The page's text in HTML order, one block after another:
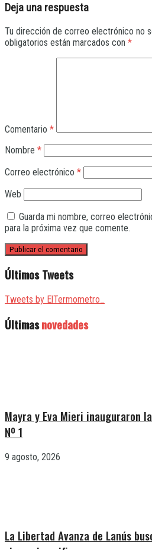
Deja una respuesta
Tu dirección de correo electrónico no
obligatorios están marcados con *
Comentario *
Nombre *
Correo electrónico *
Web
Guarda mi nombre, correo
para la próxima vez que comente.
Últimos Tweets
Tweets by ElTermometro_
Últimasnovedades
Mayra y Eva Mieri inauguraron
Nº 1
9 agosto, 2026
La Libertad Avanza de Lanús